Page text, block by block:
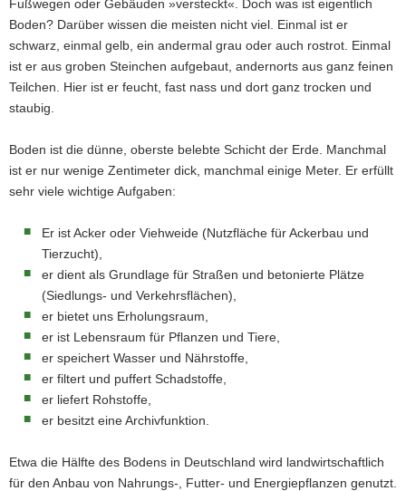
»Boden – die dünne Haut der Erde«
Aufschluss im Tal der Zwickauer Mulde
südwestlich der Stadt Aue.
Fußwegen oder Gebäuden »versteckt«. Doch was ist eigentlich
Boden? Darüber wissen die meisten nicht viel. Einmal ist er
schwarz, einmal gelb, ein andermal grau oder auch rostrot. Einmal
ist er aus groben Steinchen aufgebaut, andernorts aus ganz feinen
Teilchen. Hier ist er feucht, fast nass und dort ganz trocken und
staubig.
Boden ist die dünne, oberste belebte Schicht der Erde. Manchmal
ist er nur wenige Zentimeter dick, manchmal einige Meter. Er erfüllt
sehr viele wichtige Aufgaben:
Er ist Acker oder Viehweide (Nutzfläche für Ackerbau und
Tierzucht),
er dient als Grundlage für Straßen und betonierte Plätze
(Siedlungs- und Verkehrsflächen),
er bietet uns Erholungsraum,
er ist Lebensraum für Pflanzen und Tiere,
er speichert Wasser und Nährstoffe,
er filtert und puffert Schadstoffe,
er liefert Rohstoffe,
er besitzt eine Archivfunktion.
Etwa die Hälfte des Bodens in Deutschland wird landwirtschaftlich
für den Anbau von Nahrungs-, Futter- und Energiepflanzen genutzt.